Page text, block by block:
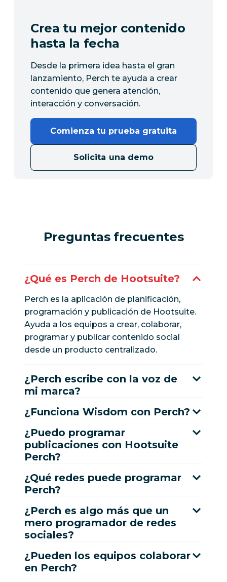
Crea tu mejor contenido
hasta la fecha
Desde la primera idea hasta el gran
lanzamiento, Perch te ayuda a crear
contenido que genera atención,
interacción y conversación.
Comienza tu prueba gratuita
Solicita una demo
Preguntas frecuentes
¿Qué es Perch de Hootsuite?
Perch es la aplicación de planificación,
programación y publicación de Hootsuite.
Ayuda a los equipos a crear, colaborar,
programar y publicar contenido social
desde un producto centralizado.
¿Perch escribe con la voz de
mi marca?
¿Funciona Wisdom con Perch?
¿Puedo programar
publicaciones con Hootsuite
Perch?
¿Qué redes puede programar
Perch?
¿Perch es algo más que un
mero programador de redes
sociales?
¿Pueden los equipos colaborar
en Perch?